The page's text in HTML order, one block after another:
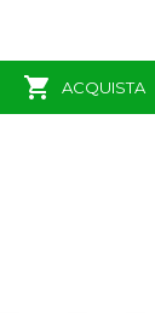

ACQUISTA
ANTEPRIMA